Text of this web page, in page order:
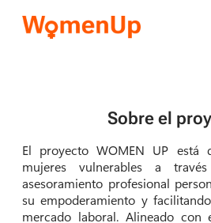
Sobre el
El proyecto WOMEN UP está
mujeres vulnerables a
asesoramiento profesional
su empoderamiento y
mercado laboral. Alineado